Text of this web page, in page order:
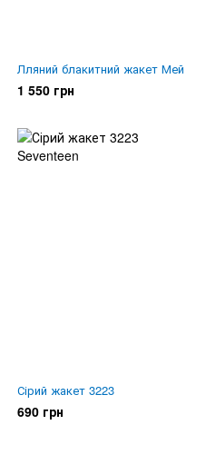
Лляний блакитний жакет Мей
1 550 грн
Сірий жакет 3223
690 грн